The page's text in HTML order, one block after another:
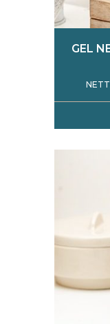
GEL